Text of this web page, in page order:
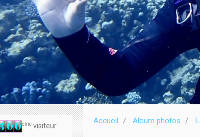
Accueil Album photos
ème visiteur